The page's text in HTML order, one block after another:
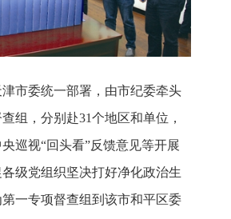
市委统一部署，由市纪委牵头
组，分别赴31个地区和单位，
巡视“回头看”反馈意见等开展
级党组织坚决打好净化政治生
一专项督查组到该市和平区委